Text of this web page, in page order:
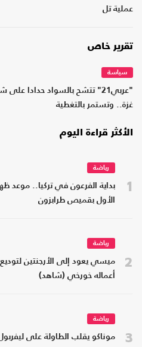
عملية تل
تقرير خاص
سياسة
"عربي21" تتشح بالسواد حدادا
غزة.. وتستمر بالتغطية
الأكثر قراءة اليوم
1
رياضة
بداية الفرعون في تركيا.. موعد
الأول بقميص طرابزون
2
رياضة
ميسي يعود إلى الأرجنتين
أعماله خورخي (شاهد)
3
رياضة
موناكو يقلب الطاولة على ليفربول